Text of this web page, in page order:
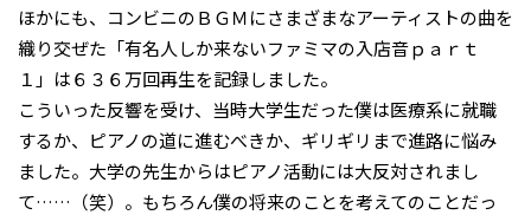
ほかにも、コンビニのＢＧＭにさまざまなアーティストの曲を
織り交ぜた「有名人しか来ないファミマの入店音ｐａｒｔ
１」は６３６万回再生を記録しました。
こういった反響を受け、当時大学生だった僕は医療系に就職
するか、ピアノの道に進むべきか、ギリギリまで進路に悩み
ました。大学の先生からはピアノ活動には大反対されまし
て……（笑）。もちろん僕の将来のことを考えてのことだっ